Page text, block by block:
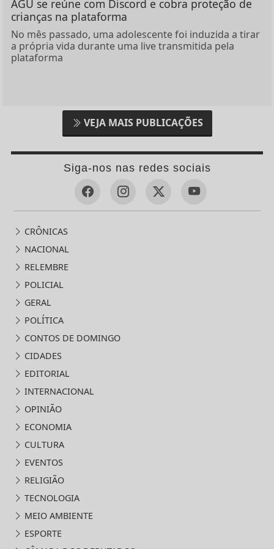
AGU se reúne com Discord e cobra proteção de
crianças na plataforma
No mês passado, uma adolescente foi induzida a tirar
a própria vida durante uma live transmitida pela
plataforma
VEJA MAIS PUBLICAÇÕES
Siga-nos nas redes sociais
CRÔNICAS
NACIONAL
RELEMBRE
POLICIAL
GERAL
POLÍTICA
CONTOS DE DOMINGO
CIDADES
EDITORIAL
INTERNACIONAL
OPINIÃO
ECONOMIA
CULTURA
EVENTOS
RELIGIÃO
TECNOLOGIA
MEIO AMBIENTE
ESPORTE